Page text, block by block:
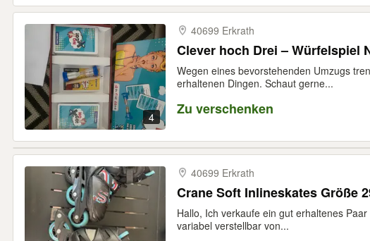
4
40699 Erkrath
Clever hoch Drei – Würfelspiel
Wegen eines bevorstehenden Umzugs
erhaltenen Dingen. Schaut gerne...
Zu verschenken
40699 Erkrath
Crane Soft Inlineskates Größe
Hallo, Ich verkaufe ein gut erhaltenes
variabel verstellbar von...